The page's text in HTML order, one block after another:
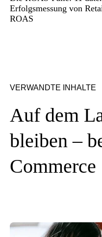
Erfolgsmessung von
ROAS
VERWANDTE INHALTE
Auf dem
bleiben –
Commerce